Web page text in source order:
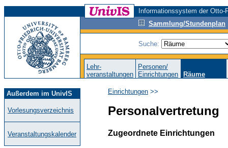
Informationssystem der
Sammlung/Stundenplan
Suche:
Lehr-
veranstaltungen
Personen/
Einrichtungen
Räume
Außerdem im UnivIS
Vorlesungsverzeichnis
Veranstaltungskalender
Einrichtungen >>
Personalvertretung
Zugeordnete Einrichtungen